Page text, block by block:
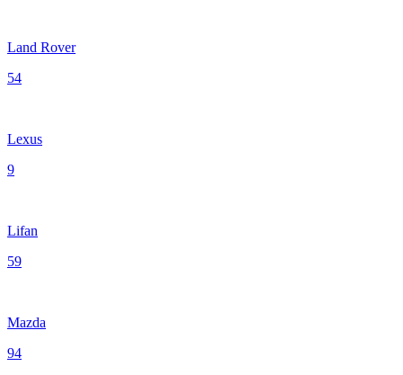
Land Rover
54
Lexus
9
Lifan
59
Mazda
94